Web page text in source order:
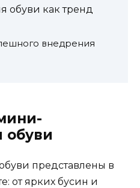
обуви как тренд
внедрения
обуви
представлены в
от ярких бусин и